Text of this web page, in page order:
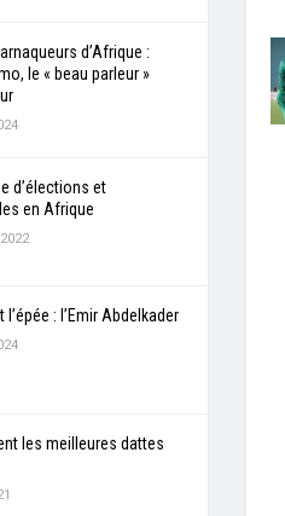
d’Afrique :
le « beau parleur »
d’élections et
en Afrique
l’épée : l’Emir Abdelkader
les meilleures dattes